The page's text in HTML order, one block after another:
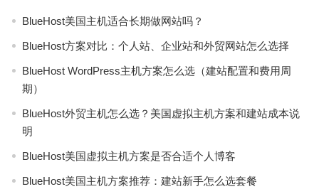
BlueHost美国主机适合长期做网站吗？
BlueHost方案对比：个人站、企业站和外贸网站怎么选择
BlueHost WordPress主机方案怎么选（建站配置和费用周
期）
BlueHost外贸主机怎么选？美国虚拟主机方案和建站成本说
明
BlueHost美国虚拟主机方案是否合适个人博客
BlueHost美国主机方案推荐：建站新手怎么选套餐